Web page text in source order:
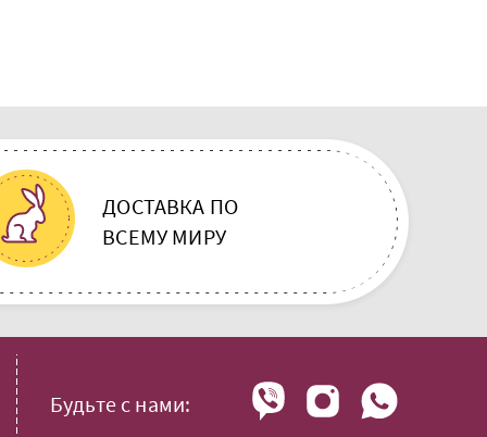
ДОСТАВКА ПО
ВСЕМУ МИРУ
Будьте с нами: